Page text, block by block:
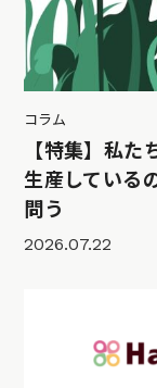
コラム
【特集】私
生産している
問う
2026.07.22